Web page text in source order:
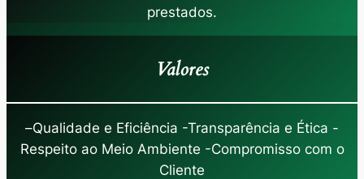
prestados.
Valores
–Qualidade e Eficiência -Transparência e Ética -
Respeito ao Meio Ambiente -Compromisso com o
Cliente